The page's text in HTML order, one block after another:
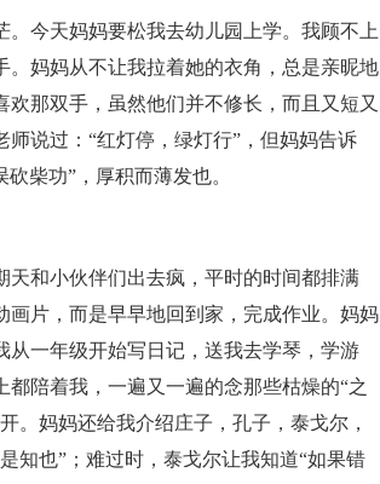
今天妈妈要松我去幼儿园上学。我顾不上
妈妈从不让我拉着她的衣角，总是亲昵地
那双手，虽然他们并不修长，而且又短又
说过：“红灯停，绿灯行”，但妈妈告诉
柴功”，厚积而薄发也。
和小伙伴们出去疯，平时的时间都排满
片，而是早早地回到家，完成作业。妈妈
一年级开始写日记，送我去学琴，学游
陪着我，一遍又一遍的念那些枯燥的“之
。妈妈还给我介绍庄子，孔子，泰戈尔，
也”；难过时，泰戈尔让我知道“如果错